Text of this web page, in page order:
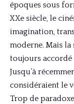
époques sous
XXe siècle, le
imagination,
moderne. Mais la
toujours accordé
Jusqu’à
considéraient le
Trop de